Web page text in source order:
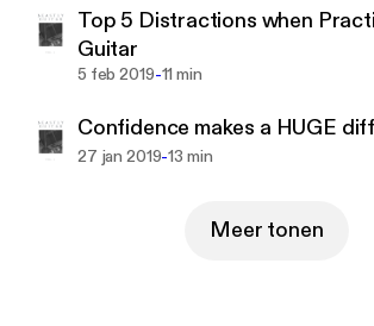
Top 5 Distractions when
Guitar
5 feb 2019-11 min
Confidence makes a HUGE
27 jan 2019-13 min
Meer tonen